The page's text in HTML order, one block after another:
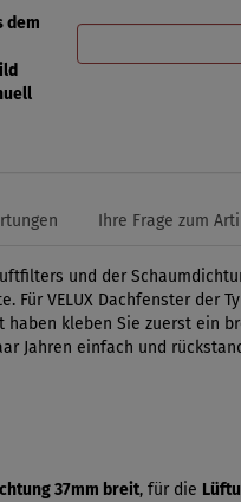
dem
Ihre Frage zum
und der
Für VELUX Dachfenster der
haben kleben Sie zuerst ein
Jahren einfach und
37mm breit, für die